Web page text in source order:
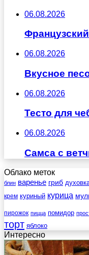
06.08.2026
Французский
06.08.2026
Вкусное
06.08.2026
Тесто для
06.08.2026
Самса с
Облако меток
блин варенье гриб
крем куриный курица
пирожок пицца помидор
торт яблоко
Интересно